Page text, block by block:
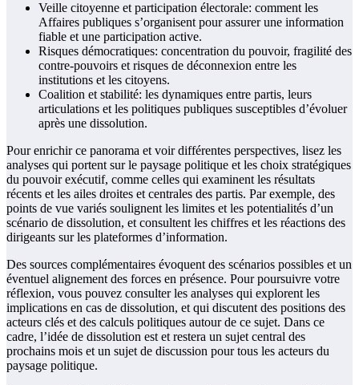
Veille citoyenne et participation électorale: comment les
Affaires publiques s’organisent pour assurer une information
fiable et une participation active.
Risques démocratiques: concentration du pouvoir, fragilité des
contre-pouvoirs et risques de déconnexion entre les
institutions et les citoyens.
Coalition et stabilité: les dynamiques entre partis, leurs
articulations et les politiques publiques susceptibles d’évoluer
après une dissolution.
Pour enrichir ce panorama et voir différentes perspectives, lisez les
analyses qui portent sur le paysage politique et les choix stratégiques
du pouvoir exécutif, comme celles qui examinent les résultats
récents et les ailes droites et centrales des partis. Par exemple, des
points de vue variés soulignent les limites et les potentialités d’un
scénario de dissolution, et consultent les chiffres et les réactions des
dirigeants sur les plateformes d’information.
Des sources complémentaires évoquent des scénarios possibles et un
éventuel alignement des forces en présence. Pour poursuivre votre
réflexion, vous pouvez consulter les analyses qui explorent les
implications en cas de dissolution, et qui discutent des positions des
acteurs clés et des calculs politiques autour de ce sujet. Dans ce
cadre, l’idée de dissolution est et restera un sujet central des
prochains mois et un sujet de discussion pour tous les acteurs du
paysage politique.